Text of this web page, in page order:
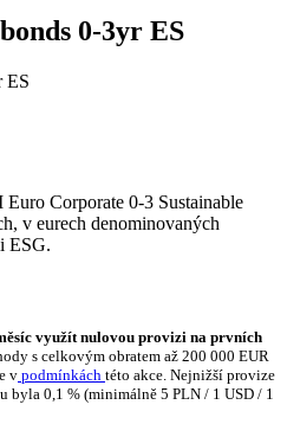
0-3yr ES
ES
Corporate 0-3 Sustainable
v eurech denominovaných
ESG.
využít nulovou provizi na prvních
s celkovým obratem až 200 000 EUR
v podmínkách této akce. Nejnižší provize
byla 0,1 % (minimálně 5 PLN / 1 USD / 1